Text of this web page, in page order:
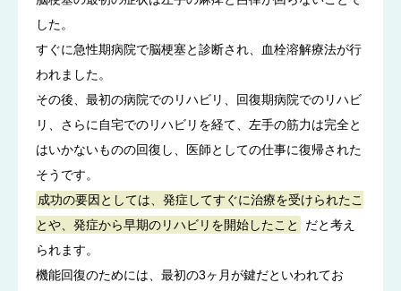
した。
すぐに急性期病院で脳梗塞と診断され、血栓溶解療法が行
われました。
その後、最初の病院でのリハビリ、回復期病院でのリハビ
リ、さらに自宅でのリハビリを経て、左手の筋力は完全と
はいかないものの回復し、医師としての仕事に復帰された
そうです。
成功の要因としては、発症してすぐに治療を受けられたこ
とや、発症から早期のリハビリを開始したこと
だと考え
られます。
機能回復のためには、最初の3ヶ月が鍵だといわれてお